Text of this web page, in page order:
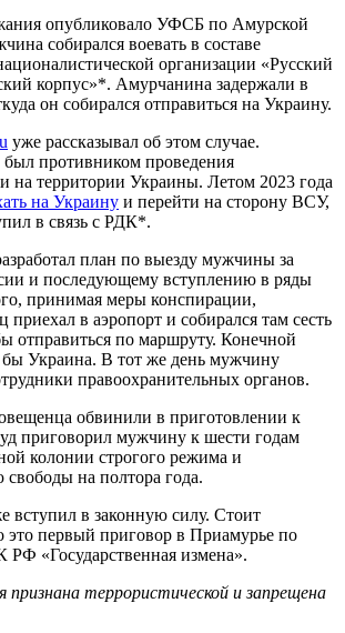
опубликовало УФСБ по Амурской
собирался воевать в составе
организации «Русский
корпус»*. Амурчанина задержали в
он собирался отправиться на Украину.
уже рассказывал об этом случае.
противником проведения
на территории Украины. Летом 2023 года
на Украину и перейти на сторону ВСУ,
в связь с РДК*.
план по выезду мужчины за
и последующему вступлению в ряды
принимая меры конспирации,
приехал в аэропорт и собирался там сесть
отправиться по маршруту. Конечной
бы Украина. В тот же день мужчину
правоохранительных органов.
обвинили в приготовлении к
приговорил мужчину к шести годам
колонии строгого режима и
на полтора года.
вступил в законную силу. Стоит
это первый приговор в Приамурье по
РФ «Государственная измена».
признана террористической и запрещена